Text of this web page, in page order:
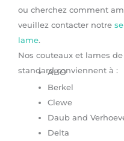
ou cherchez comment
veuillez contacter notre
lame.
Nos couteaux et lames
standard conviennent à :
ABO
Berkel
Clewe
Daub and
Delta